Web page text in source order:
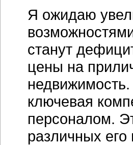
Я ожидаю
станут
цены на
ключевая
персоналом.
различных его